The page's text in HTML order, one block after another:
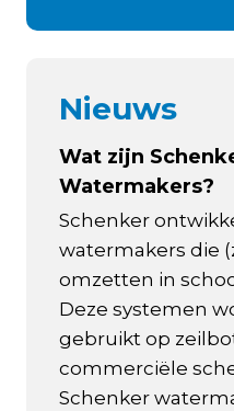
Nieuws
Wat zijn
Watermakers?
Schenker
watermakers die
omzetten in
Deze systemen
gebruikt op
commerciële
Schenker